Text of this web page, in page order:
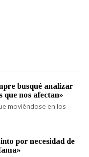
busqué analizar
que nos afectan»
moviéndose en los
por necesidad de